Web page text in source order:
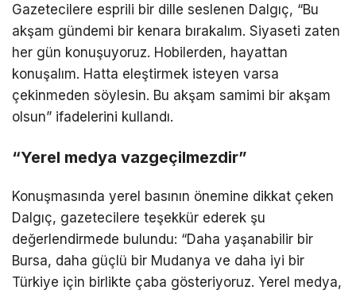
Gazetecilere esprili bir dille seslenen Dalgıç, “Bu
akşam gündemi bir kenara bırakalım. Siyaseti zaten
her gün konuşuyoruz. Hobilerden, hayattan
konuşalım. Hatta eleştirmek isteyen varsa
çekinmeden söylesin. Bu akşam samimi bir akşam
olsun” ifadelerini kullandı.
“Yerel medya vazgeçilmezdir”
Konuşmasında yerel basının önemine dikkat çeken
Dalgıç, gazetecilere teşekkür ederek şu
değerlendirmede bulundu: “Daha yaşanabilir bir
Bursa, daha güçlü bir Mudanya ve daha iyi bir
Türkiye için birlikte çaba gösteriyoruz. Yerel medya,